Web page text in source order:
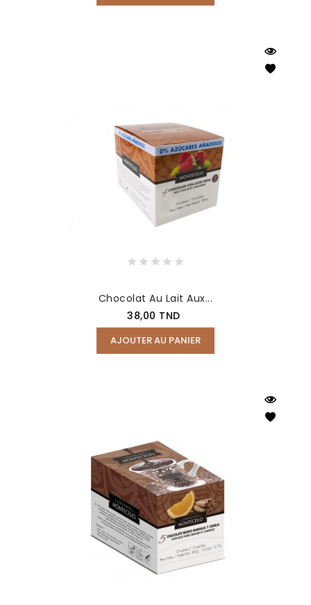
Chocolat Au Lait Aux...
Prix
38,00 TND
AJOUTER AU PANIER